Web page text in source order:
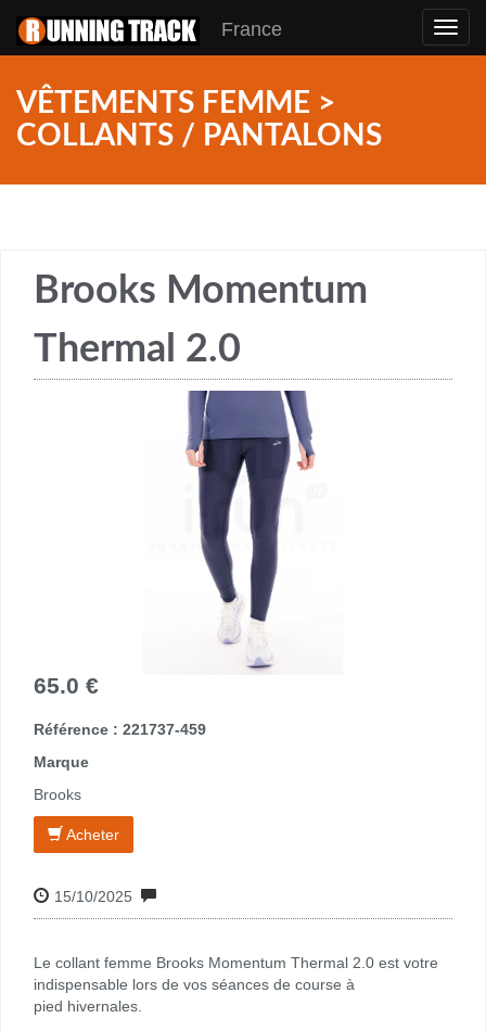
France
VÊTEMENTS FEMME >
COLLANTS / PANTALONS
Brooks Momentum
Thermal 2.0
65.0 €
Référence : 221737-459
Marque
Brooks
Acheter
15/10/2025
Le collant femme Brooks Momentum Thermal 2.0 est votre
indispensable lors de vos séances de course à
pied hivernales.